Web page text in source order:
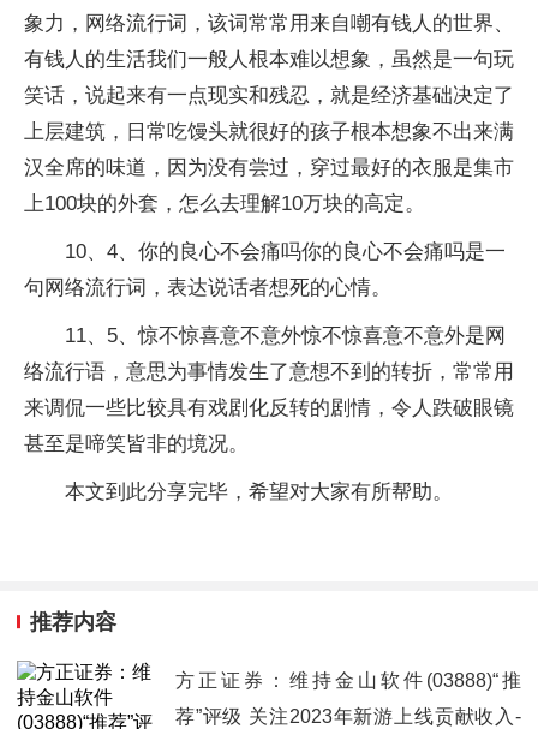
象力，网络流行词，该词常常用来自嘲有钱人的世界、
有钱人的生活我们一般人根本难以想象，虽然是一句玩
笑话，说起来有一点现实和残忍，就是经济基础决定了
上层建筑，日常吃馒头就很好的孩子根本想象不出来满
汉全席的味道，因为没有尝过，穿过最好的衣服是集市
上100块的外套，怎么去理解10万块的高定。
10、4、你的良心不会痛吗你的良心不会痛吗是一
句网络流行词，表达说话者想死的心情。
11、5、惊不惊喜意不意外惊不惊喜意不意外是网
络流行语，意思为事情发生了意想不到的转折，常常用
来调侃一些比较具有戏剧化反转的剧情，令人跌破眼镜
甚至是啼笑皆非的境况。
本文到此分享完毕，希望对大家有所帮助。
推荐内容
方正证券：维持金山软件(03888)“推
荐”评级 关注2023年新游上线贡献收入-